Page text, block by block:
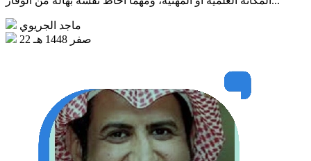
ماجد الجريوي
22 صفر 1448 هـ